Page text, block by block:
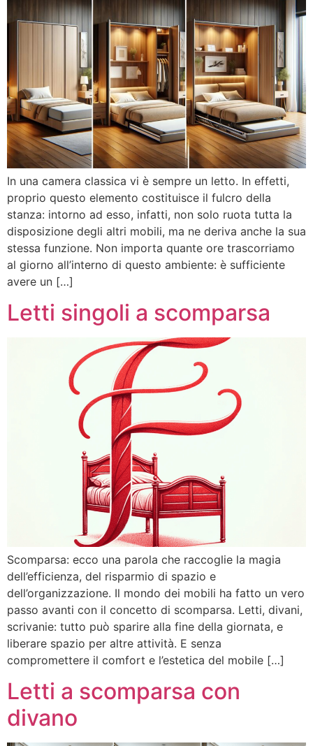
In una camera classica vi è sempre un letto. In effetti,
proprio questo elemento costituisce il fulcro della
stanza: intorno ad esso, infatti, non solo ruota tutta la
disposizione degli altri mobili, ma ne deriva anche la sua
stessa funzione. Non importa quante ore trascorriamo
al giorno all’interno di questo ambiente: è sufficiente
avere un […]
Letti singoli a scomparsa
Scomparsa: ecco una parola che raccoglie la magia
dell’efficienza, del risparmio di spazio e
dell’organizzazione. Il mondo dei mobili ha fatto un vero
passo avanti con il concetto di scomparsa. Letti, divani,
scrivanie: tutto può sparire alla fine della giornata, e
liberare spazio per altre attività. E senza
compromettere il comfort e l’estetica del mobile […]
Letti a scomparsa con
divano